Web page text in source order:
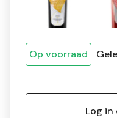
Op voorraad
Log in